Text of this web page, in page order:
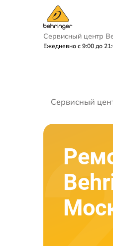
Сервисный центр
Ежедневно с 9:00 до
Сервисный